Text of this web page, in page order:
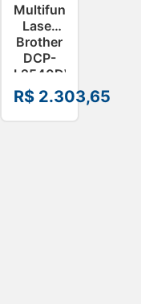
Multifuncional
Laser
Brother
DCP-
L2540DW
Mono
A4 Wi-
Fi –
R$ 2.303,65